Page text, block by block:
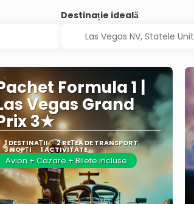
Destinație ideală
Formula 1 |
Vegas Grand
3★
1 DESTINAŢII 2 REȚEA DE TRANSPORT
3 NOPȚI 1 ACTIVITATE
Avion + Cazare + Bilete incluse